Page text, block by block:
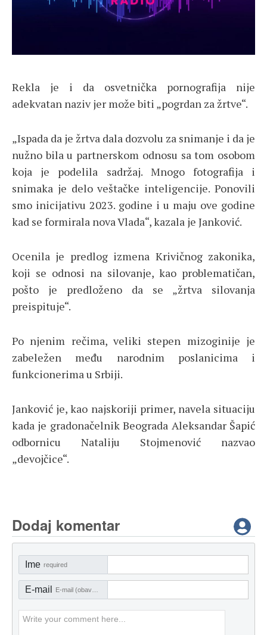
Rekla je i da osvetnička pornografija nije
adekvatan naziv jer može biti „pogrdan za žrtve“.
„Ispada da je žrtva dala dozvolu za snimanje i da je
nužno bila u partnerskom odnosu sa tom osobom
koja je podelila sadržaj. Mnogo fotografija i
snimaka je delo veštačke inteligencije. Ponovili
smo inicijativu 2023. godine i u maju ove godine
kad se formirala nova Vlada“, kazala je Janković.
Ocenila je predlog izmena Krivičnog zakonika,
koji se odnosi na silovanje, kao problematičan,
pošto je predloženo da se „žrtva silovanja
preispituje“.
Po njenim rečima, veliki stepen mizoginije je
zabeležen među narodnim poslanicima i
funkcionerima u Srbiji.
Janković je, kao najskoriji primer, navela situaciju
kada je gradonačelnik Beograda Aleksandar Šapić
odbornicu Nataliju Stojmenović nazvao
„devojčice“.
Dodaj komentar
Ime required
E-mail